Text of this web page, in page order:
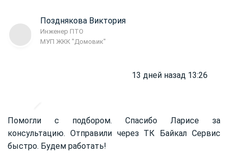
Позднякова Виктория
Инженер ПТО
МУП ЖКК "Домовик"
13 дней назад 13:26
Помогли с подбором. Спасибо Ларисе за
консультацию. Отправили через ТК Байкал Сервис
быстро. Будем работать!